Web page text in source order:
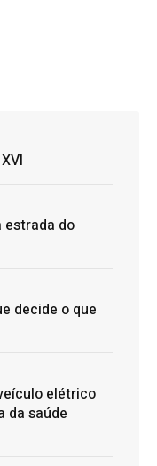
estrada do
decide o que
elétrico
da saúde